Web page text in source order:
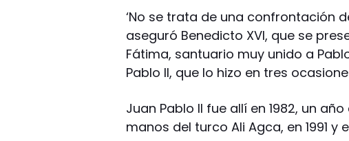
‘No se trata de una confrontación
aseguró Benedicto XVI, que se
Fátima, santuario muy unido a
Pablo II, que lo hizo en tres
Juan Pablo II fue allí en 1982, un
manos del turco Ali Agca, en 1991